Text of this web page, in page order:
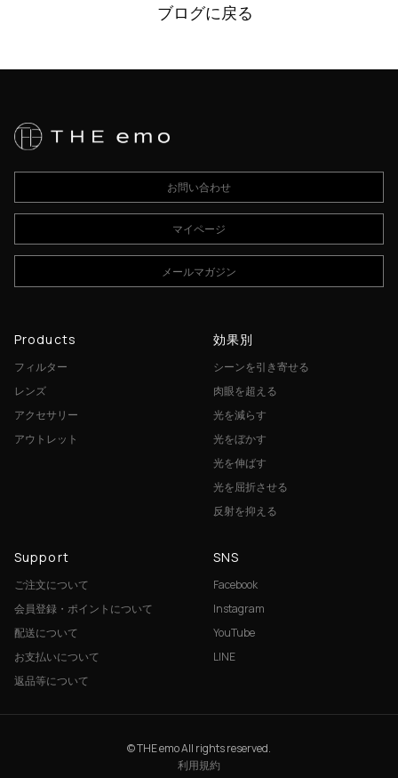
ブログに戻る
お問い合わせ
マイページ
メールマガジン
Products
フィルター
レンズ
アクセサリー
アウトレット
効果別
シーンを引き寄せる
肉眼を超える
光を減らす
光をぼかす
光を伸ばす
光を屈折させる
反射を抑える
Support
ご注文について
会員登録・ポイントについて
配送について
お支払いについて
返品等について
SNS
Facebook
Instagram
YouTube
LINE
© THE emo All rights reserved.
利用規約